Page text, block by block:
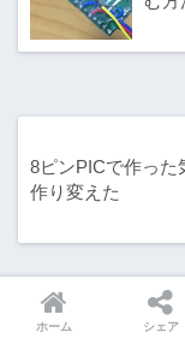
8ピンPICで作った
作り変えた
ホーム シェア